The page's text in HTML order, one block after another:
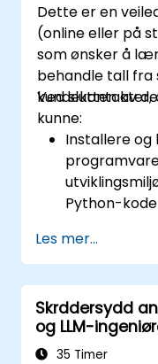
Dette er en
(online eller på
som ønsker å
behandle tall fra
kundekontakter,
Ved slutten av
kunne:
Installere og
Python-
JSON-filer
Rense data
nytteverdi
Utføre enkel
Generere
ønskede
Les mer...
Skrddersydd
og LLM-
35 Timer